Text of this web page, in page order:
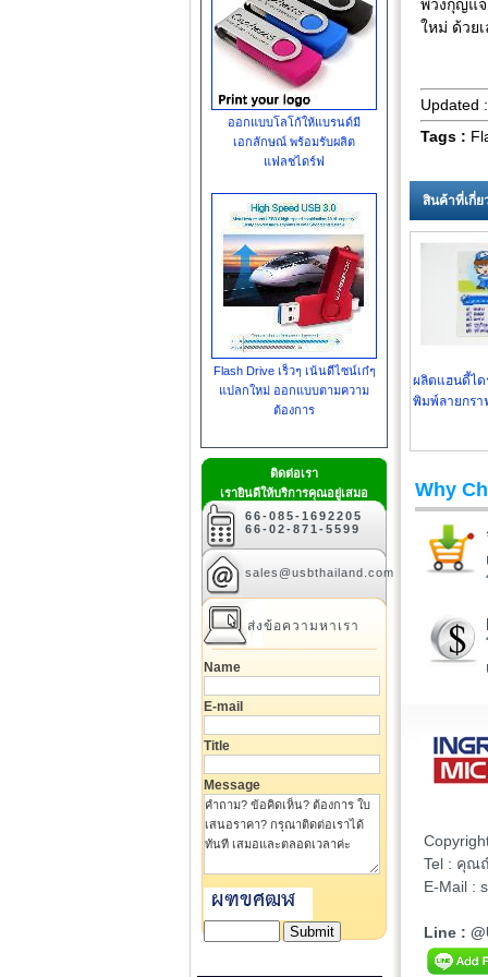
พวงกุญแ
ใหม่ ด้วย
Updated
Tags :
สินค้าที่เกี่ย
ผลิตแฮนดี้ได
พิมพ์ลายกร
Why
Tel : คุณ
E-Mail :
Line :
ออกแบบโลโก้ให้แบรนด์มี
เอกลักษณ์ พร้อมรับผลิต
แฟลชไดร์ฟ
Flash Drive เร็วๆ เน้นดีไซน์เก๋ๆ
แปลกใหม่ ออกแบบตามความ
ต้องการ
ติดต่อเรา
เรายินดีให้บริการคุณอยู่เสมอ
66-085-1692205
66-02-871-5599
sales@usbthailand.com
ส่งข้อความหาเรา
Name
E-mail
Title
Message